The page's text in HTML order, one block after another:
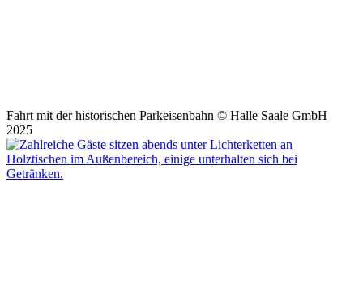
Fahrt mit der historischen Parkeisenbahn © Halle Saale GmbH
2025